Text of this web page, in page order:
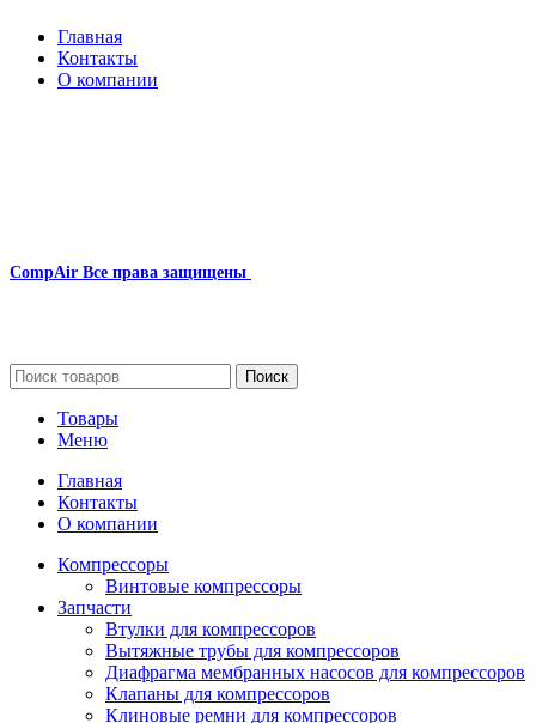
Главная
Контакты
О компании
CompAir Все права защищены
Поиск
Товары
Меню
Главная
Контакты
О компании
Компрессоры
Винтовые компрессоры
Запчасти
Втулки для компрессоров
Вытяжные трубы для компрессоров
Диафрагма мембранных насосов для компрессоров
Клапаны для компрессоров
Клиновые ремни для компрессоров